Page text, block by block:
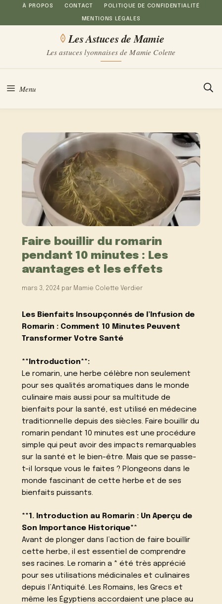
Aller
au
À PROPOS CONTACT POLITIQUE DE CONFIDENTIALITÉ
MENTIONS LÉGALES
Les Astuces de Mamie
Les astuces lyonnaises de Mamie Colette
Menu
Faire bouillir du romarin
pendant 10 minutes : Les
avantages et les effets
mars 3, 2024 par Mamie Colette Verdier
Les Bienfaits Insoupçonnés de l’Infusion de
Romarin : Comment 10 Minutes Peuvent
Transformer Votre Santé
**Introduction**:
Le romarin, une herbe célèbre non seulement
pour ses qualités aromatiques dans le monde
culinaire mais aussi pour sa multitude de
bienfaits pour la santé, est utilisé en médecine
traditionnelle depuis des siècles. Faire bouillir du
romarin pendant 10 minutes est une procédure
simple qui peut avoir des impacts remarquables
sur la santé et le bien-être. Mais que se passe-
t-il lorsque vous le faites ? Plongeons dans le
monde fascinant de cette herbe et de ses
bienfaits puissants.
**1. Introduction au Romarin : Un Aperçu de
Son Importance Historique**
Avant de plonger dans l’action de faire bouillir
cette herbe, il est essentiel de comprendre
ses racines. Le romarin a * été très apprécié
pour ses utilisations médicinales et culinaires
depuis l’Antiquité. Les Romains, les Grecs et
même les Égyptiens accordaient une place au